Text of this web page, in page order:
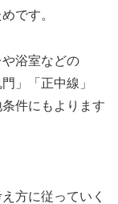
です。
浴室などの
」「正中線」
件にもよります
方に従っていく